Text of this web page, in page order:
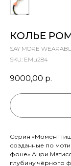
КОЛЬЕ
SAY MORE
SKU: EMu284
9000,00 р.
Серия «Момент
созданные по
фоне» Анри
глубину чёрного